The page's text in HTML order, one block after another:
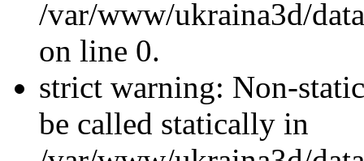
/var/www/ukraina3d/
on line 0.
strict warning: Non-
be called statically in